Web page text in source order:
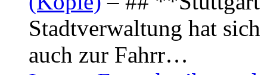
Stadtverwaltung hat
auch zur Fahrr…